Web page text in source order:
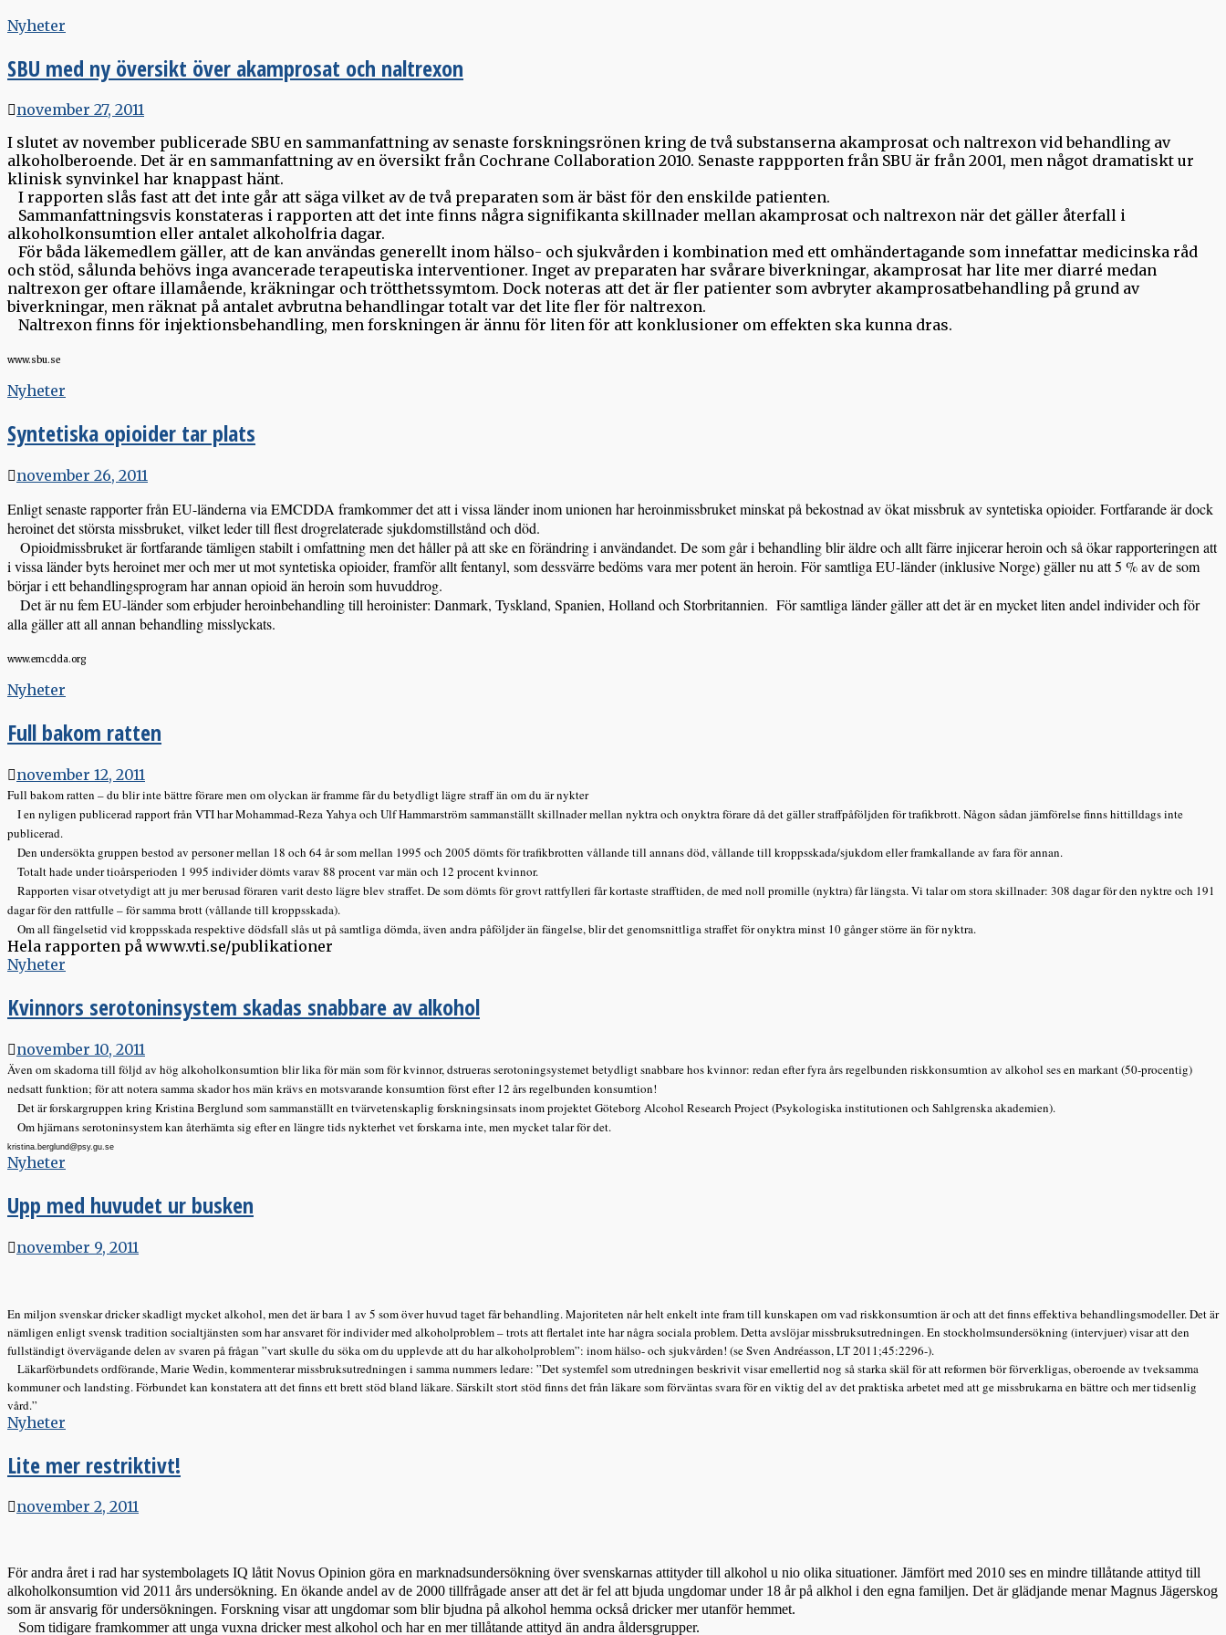
Nyheter
SBU med ny översikt över akamprosat och naltrexon
november 27, 2011
I slutet av november publicerade SBU en sammanfattning av senaste forskningsrönen kring de två substanserna akamprosat och naltrexon vid behandling av
alkoholberoende. Det är en sammanfattning av en översikt från Cochrane Collaboration 2010. Senaste rappporten från SBU är från 2001, men något dramatiskt ur
klinisk synvinkel har knappast hänt.
I rapporten slås fast att det inte går att säga vilket av de två preparaten som är bäst för den enskilde patienten.
Sammanfattningsvis konstateras i rapporten att det inte finns några signifikanta skillnader mellan akamprosat och naltrexon när det gäller återfall i
alkoholkonsumtion eller antalet alkoholfria dagar.
För båda läkemedlem gäller, att de kan användas generellt inom hälso- och sjukvården i kombination med ett omhändertagande som innefattar medicinska råd
och stöd, sålunda behövs inga avancerade terapeutiska interventioner. Inget av preparaten har svårare biverkningar, akamprosat har lite mer diarré medan
naltrexon ger oftare illamående, kräkningar och trötthetssymtom. Dock noteras att det är fler patienter som avbryter akamprosatbehandling på grund av
biverkningar, men räknat på antalet avbrutna behandlingar totalt var det lite fler för naltrexon.
Naltrexon finns för injektionsbehandling, men forskningen är ännu för liten för att konklusioner om effekten ska kunna dras.
www.sbu.se
Nyheter
Syntetiska opioider tar plats
november 26, 2011
Enligt senaste rapporter från EU-länderna via EMCDDA framkommer det att i vissa länder inom unionen har heroinmissbruket minskat på bekostnad av ökat missbruk av syntetiska opioider. Fortfarande är dock
heroinet det största missbruket, vilket leder till flest drogrelaterade sjukdomstillstånd och död.
Opioidmissbruket är fortfarande tämligen stabilt i omfattning men det håller på att ske en förändring i användandet. De som går i behandling blir äldre och allt färre injicerar heroin och så ökar rapporteringen att
i vissa länder byts heroinet mer och mer ut mot syntetiska opioider, framför allt fentanyl, som dessvärre bedöms vara mer potent än heroin. För samtliga EU-länder (inklusive Norge) gäller nu att 5 % av de som
börjar i ett behandlingsprogram har annan opioid än heroin som huvuddrog.
Det är nu fem EU-länder som erbjuder heroinbehandling till heroinister: Danmark, Tyskland, Spanien, Holland och Storbritannien. För samtliga länder gäller att det är en mycket liten andel individer och för
alla gäller att all annan behandling misslyckats.
www.emcdda.org
Nyheter
Full bakom ratten
november 12, 2011
Full bakom ratten – du blir inte bättre förare men om olyckan är framme får du betydligt lägre straff än om du är nykter
I en nyligen publicerad rapport från VTI har Mohammad-Reza Yahya och Ulf Hammarström sammanställt skillnader mellan nyktra och onyktra förare då det gäller straffpåföljden för trafikbrott. Någon sådan jämförelse finns hittilldags inte
publicerad.
Den undersökta gruppen bestod av personer mellan 18 och 64 år som mellan 1995 och 2005 dömts för trafikbrotten vållande till annans död, vållande till kroppsskada/sjukdom eller framkallande av fara för annan.
Totalt hade under tioårsperioden 1 995 individer dömts varav 88 procent var män och 12 procent kvinnor.
Rapporten visar otvetydigt att ju mer berusad föraren varit desto lägre blev straffet. De som dömts för grovt rattfylleri får kortaste strafftiden, de med noll promille (nyktra) får längsta. Vi talar om stora skillnader: 308 dagar för den nyktre och 191
dagar för den rattfulle – för samma brott (vållande till kroppsskada).
Om all fängelsetid vid kroppsskada respektive dödsfall slås ut på samtliga dömda, även andra påföljder än fängelse, blir det genomsnittliga straffet för onyktra minst 10 gånger större än för nyktra.
Hela rapporten på www.vti.se/publikationer
Nyheter
Kvinnors serotoninsystem skadas snabbare av alkohol
november 10, 2011
Även om skadorna till följd av hög alkoholkonsumtion blir lika för män som för kvinnor, dstrueras serotoningsystemet betydligt snabbare hos kvinnor: redan efter fyra års regelbunden riskkonsumtion av alkohol ses en markant (50-procentig)
nedsatt funktion; för att notera samma skador hos män krävs en motsvarande konsumtion först efter 12 års regelbunden konsumtion!
Det är forskargruppen kring Kristina Berglund som sammanställt en tvärvetenskaplig forskningsinsats inom projektet Göteborg Alcohol Research Project (Psykologiska institutionen och Sahlgrenska akademien).
Om hjärnans serotoninsystem kan återhämta sig efter en längre tids nykterhet vet forskarna inte, men mycket talar för det.
kristina.berglund@psy.gu.se
Nyheter
Upp med huvudet ur busken
november 9, 2011
En miljon svenskar dricker skadligt mycket alkohol, men det är bara 1 av 5 som över huvud taget får behandling. Majoriteten når helt enkelt inte fram till kunskapen om vad riskkonsumtion är och att det finns effektiva behandlingsmodeller. Det är
nämligen enligt svensk tradition socialtjänsten som har ansvaret för individer med alkoholproblem – trots att flertalet inte har några sociala problem. Detta avslöjar missbruksutredningen. En stockholmsundersökning (intervjuer) visar att den
fullständigt övervägande delen av svaren på frågan ”vart skulle du söka om du upplevde att du har alkoholproblem”: inom hälso- och sjukvården! (se Sven Andréasson, LT 2011;45:2296-).
Läkarförbundets ordförande, Marie Wedin, kommenterar missbruksutredningen i samma nummers ledare: ”Det systemfel som utredningen beskrivit visar emellertid nog så starka skäl för att reformen bör förverkligas, oberoende av tveksamma
kommuner och landsting. Förbundet kan konstatera att det finns ett brett stöd bland läkare. Särskilt stort stöd finns det från läkare som förväntas svara för en viktig del av det praktiska arbetet med att ge missbrukarna en bättre och mer tidsenlig
vård.”
Nyheter
Lite mer restriktivt!
november 2, 2011
För andra året i rad har systembolagets IQ låtit Novus Opinion göra en marknadsundersökning över svenskarnas attityder till alkohol u nio olika situationer. Jämfört med 2010 ses en mindre tillåtande attityd till
alkoholkonsumtion vid 2011 års undersökning. En ökande andel av de 2000 tillfrågade anser att det är fel att bjuda ungdomar under 18 år på alkhol i den egna familjen. Det är glädjande menar Magnus Jägerskog
som är ansvarig för undersökningen. Forskning visar att ungdomar som blir bjudna på alkohol hemma också dricker mer utanför hemmet.
Som tidigare framkommer att unga vuxna dricker mest alkohol och har en mer tillåtande attityd än andra åldersgrupper.